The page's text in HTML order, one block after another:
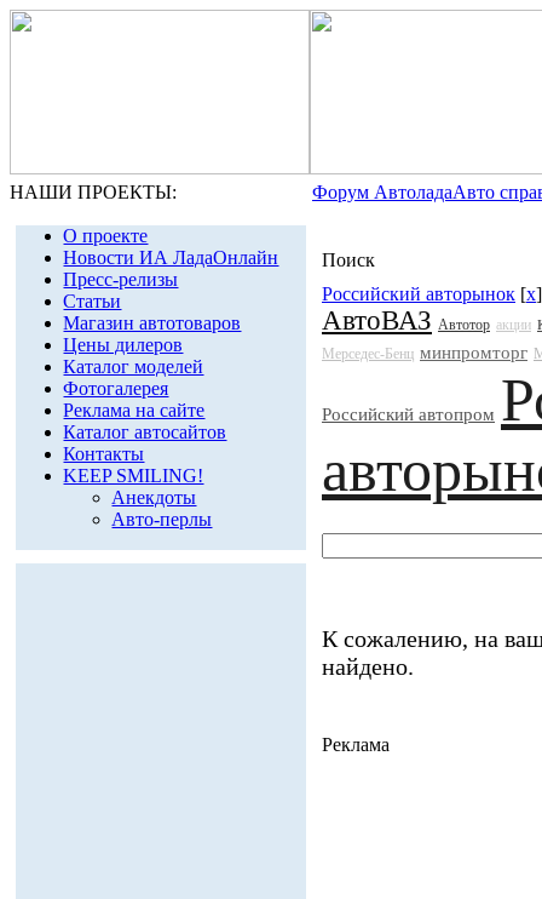
НАШИ ПРОЕКТЫ: Форум АвтоладаАвто
О проекте
Новости ИА ЛадаОнлайн
Пресс-релизы
Статьи
Магазин автотоваров
Цены дилеров
Каталог моделей
Фотогалерея
Реклама на сайте
Каталог автосайтов
Контакты
KEEP SMILING!
Анекдоты
Авто-перлы
Поиск
Российский авторынок [x
АвтоВАЗ Автотор акции
Мерседес-Бенц минпромторг
Российский автопром
К сожалению, на
найдено.
Реклама